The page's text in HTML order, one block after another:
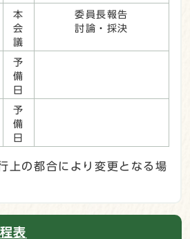
本
会
議
委員長報告
討論・採決
予
備
日
予
備
日
上の都合により変更となる場
表